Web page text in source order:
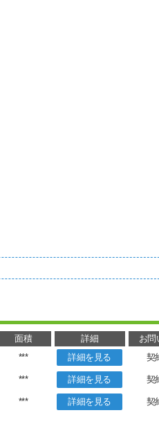
面積 詳細
お問
*** 詳細を見る 契
*** 詳細を見る 契
*** 詳細を見る
契